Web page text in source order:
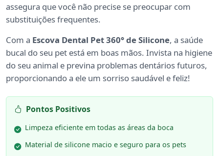
assegura que você não precise se preocupar com
substituições frequentes.
Com a Escova Dental Pet 360° de Silicone, a saúde
bucal do seu pet está em boas mãos. Invista na higiene
do seu animal e previna problemas dentários futuros,
proporcionando a ele um sorriso saudável e feliz!
Pontos Positivos
Limpeza eficiente em todas as áreas da boca
Material de silicone macio e seguro para os pets